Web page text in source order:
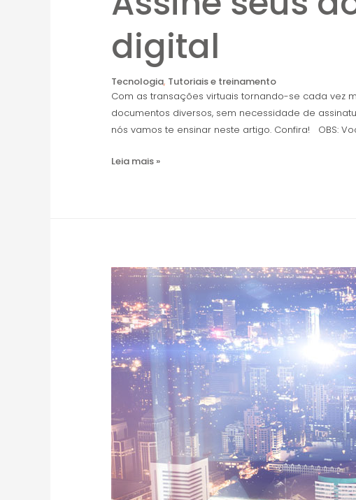
digital
Tecnologia, Tutoriais e treinamento
Com as transações virtuais tornando-se cada vez
documentos diversos, sem necessidade de
nós vamos te ensinar neste artigo. Confira! OBS:
Leia mais »